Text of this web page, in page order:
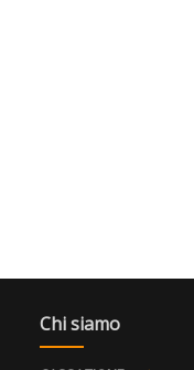
Chi siamo